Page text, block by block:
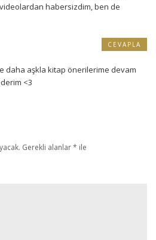
habersizdim, ben de
daha aşkla kitap önerilerime devam
<3
CEVAPLA
Gerekli alanlar* ile